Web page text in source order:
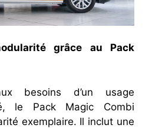
grâce au Pack
besoins d’un usage
le Pack Magic Combi
exemplaire. Il inclut une